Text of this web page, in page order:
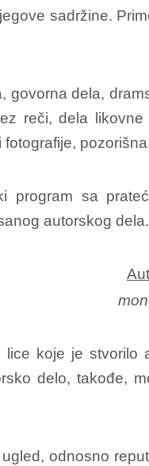
sadržine.
govorna dela,
reči, dela
program sa
autorskog dela.
koje je
delo, takođe,
odnosno